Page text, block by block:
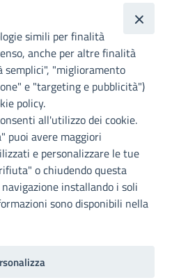
di
impegna a rendere il proprio sito
al D.lgs. 10 agosto 2018, n°106
2102 del Parlamento euopeo e
simili per finalità
anche per altre finalità
"miglioramento
e "targeting e pubblicità")
policy.
all'utilizzo dei cookie.
puoi avere maggiori
e personalizzare le tue
o chiudendo questa
installando i soli
sono disponibili nella